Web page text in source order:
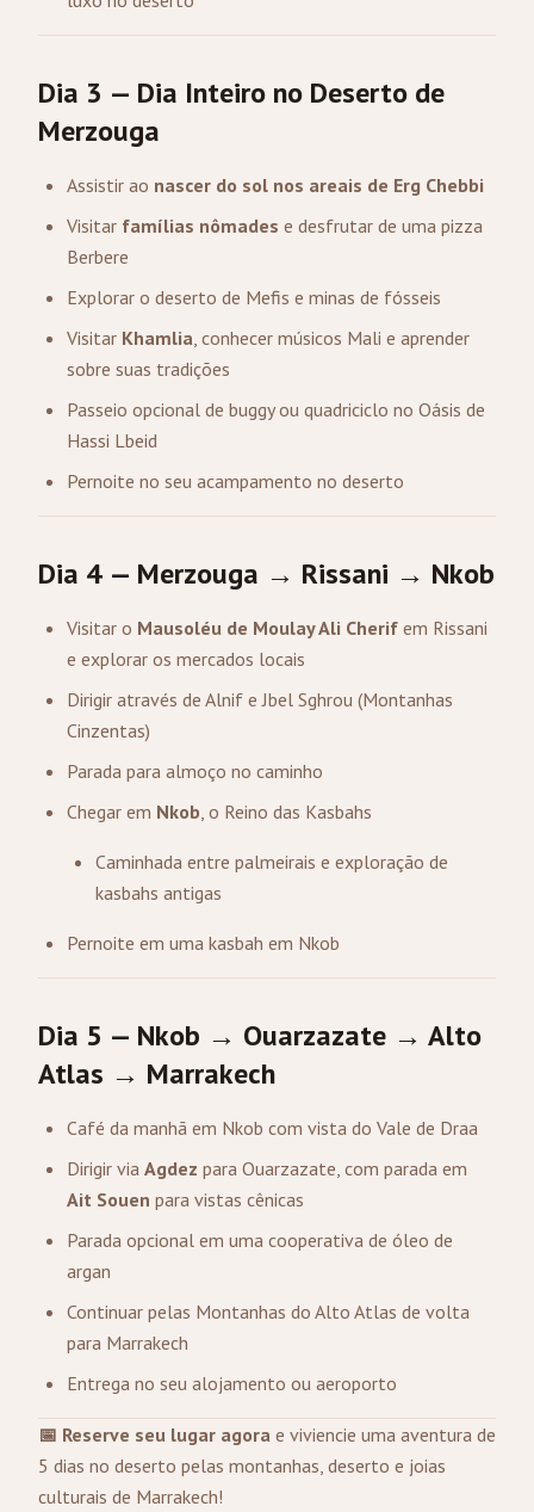
Dia 3 — Dia Inteiro no Deserto de
Merzouga
Assistir ao nascer do sol nos areais de Erg Chebbi
Visitar famílias nômades e desfrutar de uma pizza
Berbere
Explorar o deserto de Mefis e minas de fósseis
Visitar Khamlia, conhecer músicos Mali e aprender
sobre suas tradições
Passeio opcional de buggy ou quadriciclo no Oásis de
Hassi Lbeid
Pernoite no seu acampamento no deserto
Dia 4 — Merzouga → Rissani → Nkob
Visitar o Mausoléu de Moulay Ali Cherif em Rissani
e explorar os mercados locais
Dirigir através de Alnif e Jbel Sghrou (Montanhas
Cinzentas)
Parada para almoço no caminho
Chegar em Nkob, o Reino das Kasbahs
Caminhada entre palmeirais e exploração de
kasbahs antigas
Pernoite em uma kasbah em Nkob
Dia 5 — Nkob → Ouarzazate → Alto
Atlas → Marrakech
Café da manhã em Nkob com vista do Vale de Draa
Dirigir via Agdez para Ouarzazate, com parada em
Ait Souen para vistas cênicas
Parada opcional em uma cooperativa de óleo de
argan
Continuar pelas Montanhas do Alto Atlas de volta
para Marrakech
Entrega no seu alojamento ou aeroporto
📅 Reserve seu lugar agora e viviencie uma aventura de
5 dias no deserto pelas montanhas, deserto e joias
culturais de Marrakech!